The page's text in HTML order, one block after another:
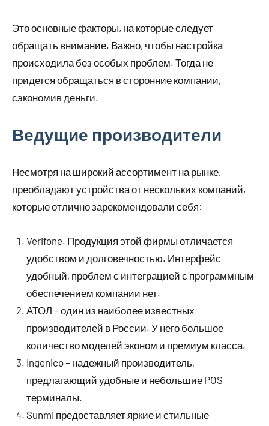
Это основные факторы, на которые следует
обращать внимание. Важно, чтобы настройка
происходила без особых проблем. Тогда не
придется обращаться в сторонние компании,
сэкономив деньги.
Ведущие производители
Несмотря на широкий ассортимент на рынке,
преобладают устройства от нескольких компаний,
которые отлично зарекомендовали себя:
Verifone. Продукция этой фирмы отличается
удобством и долговечностью. Интерфейс
удобный, проблем с интеграцией с программным
обеспечением компании нет.
АТОЛ – один из наиболее известных
производителей в России. У него большое
количество моделей эконом и премиум класса.
Ingenico – надежный производитель,
предлагающий удобные и небольшие POS
терминалы.
Sunmi предоставляет яркие и стильные